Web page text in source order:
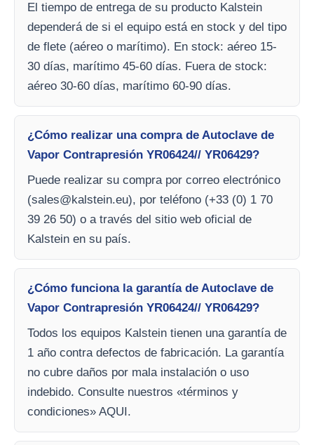
El tiempo de entrega de su producto Kalstein
dependerá de si el equipo está en stock y del tipo
de flete (aéreo o marítimo). En stock: aéreo 15-
30 días, marítimo 45-60 días. Fuera de stock:
aéreo 30-60 días, marítimo 60-90 días.
¿Cómo realizar una compra de Autoclave de
Vapor Contrapresión YR06424// YR06429?
Puede realizar su compra por correo electrónico
(sales@kalstein.eu), por teléfono (+33 (0) 1 70
39 26 50) o a través del sitio web oficial de
Kalstein en su país.
¿Cómo funciona la garantía de Autoclave de
Vapor Contrapresión YR06424// YR06429?
Todos los equipos Kalstein tienen una garantía de
1 año contra defectos de fabricación. La garantía
no cubre daños por mala instalación o uso
indebido. Consulte nuestros «términos y
condiciones» AQUI.